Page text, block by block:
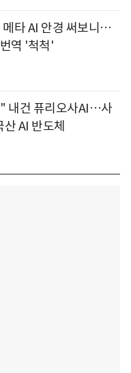
타 AI 안경 써보니…
역 '척척'
내건 퓨리오사AI…사
AI 반도체